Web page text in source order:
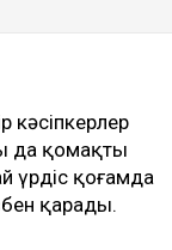
кәсіпкерлер
да қомақты
үрдіс қоғамда
қарады.